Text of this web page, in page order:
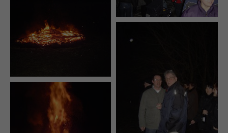
We offer support for our customers
Mon - Fri 8:00am - 5:00pm
Cybersteel Inc.
376-293 City Road, Suite 600
San Francisco, CA 94102